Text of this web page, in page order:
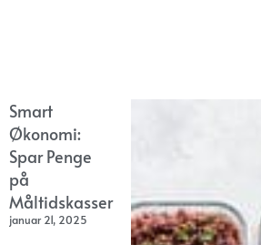
Smart
Økonomi:
Spar Penge
på
Måltidskasser
januar 21, 2025